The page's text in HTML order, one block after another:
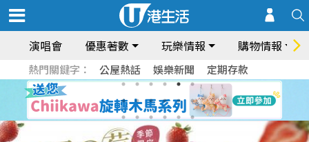
演唱會 優惠著數 玩樂情報 購物情報
熱門關鍵字： 公屋熱話 娛樂新聞 定期存款